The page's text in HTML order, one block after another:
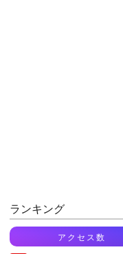
ランキング
アクセス数